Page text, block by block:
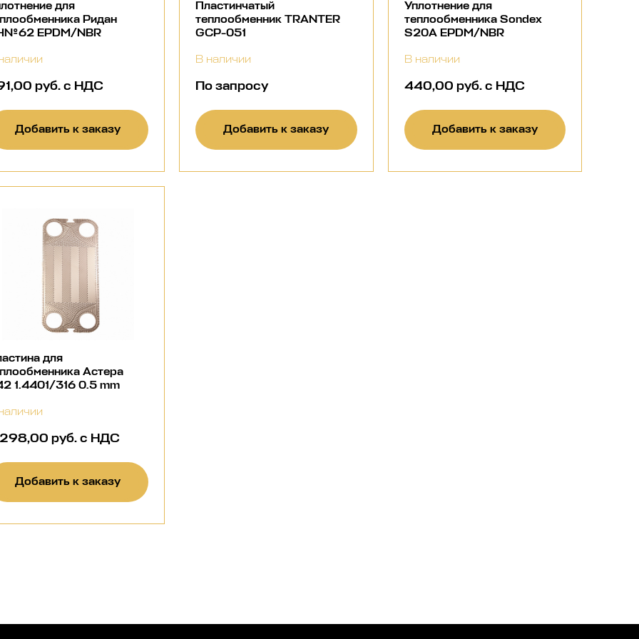
для
Ридан
EPDM/NBR
руб. с НДС
Добавить к заказу
Пластинчатый
теплообменник TRANTER
GCP-051
В наличии
По запросу
Добавить к заказу
Уплотнение для
теплообменника Sondex
S20A EPDM/NBR
В наличии
440,00 руб. с НДС
Добавить к заказу
для
Астера
1.4401/316 0.5 mm
руб. с НДС
Добавить к заказу